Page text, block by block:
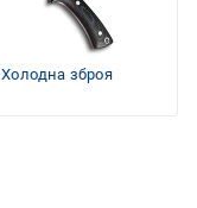
Холодна зброя